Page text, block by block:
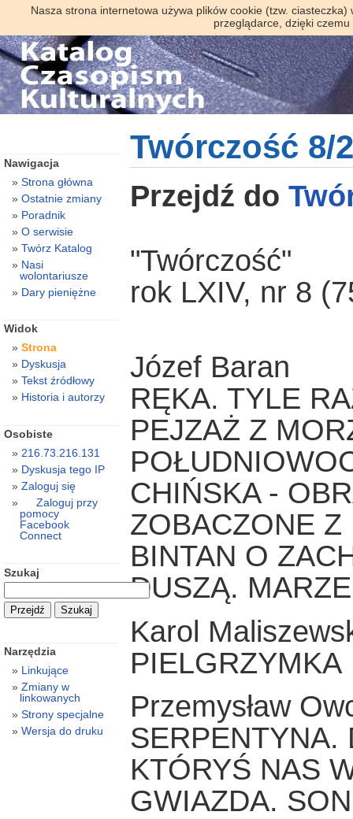
Nasza strona internetowa używa plików cookie (tzw.
przeglądarce, dzięki
Twórczość 8/
Przejdź do
"Twórczość"
rok LXIV, nr 8
Józef Baran
RĘKA. TYLE
PEJZAŻ Z
CHIŃSKA -
ZOBACZONE
BINTAN O
DUSZĄ.
Karol
PIELGRZYMKA
Przemysław
SERPENTYNA.
KTÓRYŚ NAS
GWIAZDA.
Nawigacja
Strona główna
Ostatnie zmiany
Poradnik
O serwisie
Twórz Katalog
Nasi
wolontariusze
Dary pieniężne
Widok
Strona
Dyskusja
Tekst źródłowy
Historia i autorzy
Osobiste
216.73.216.131
Dyskusja tego IP
Zaloguj się
Zaloguj przy
pomocy
Facebook
Connect
Szukaj
Narzędzia
Linkujące
Zmiany w
linkowanych
Strony specjalne
Wersja do druku